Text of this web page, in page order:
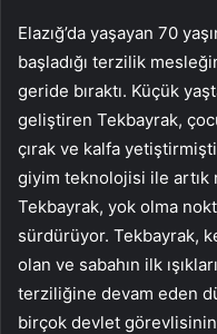
Elazığ’da yaşayan 70
başladığı terzilik
geride bıraktı. Küçük
geliştiren Tekbayrak,
çırak ve kalfa
giyim teknolojisi ile
Tekbayrak, yok olma
sürdürüyor. Tekbayrak,
olan ve sabahın ilk
terziliğine devam eden
birçok devlet görevlisinin